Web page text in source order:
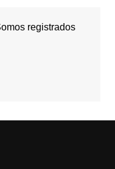
registrados